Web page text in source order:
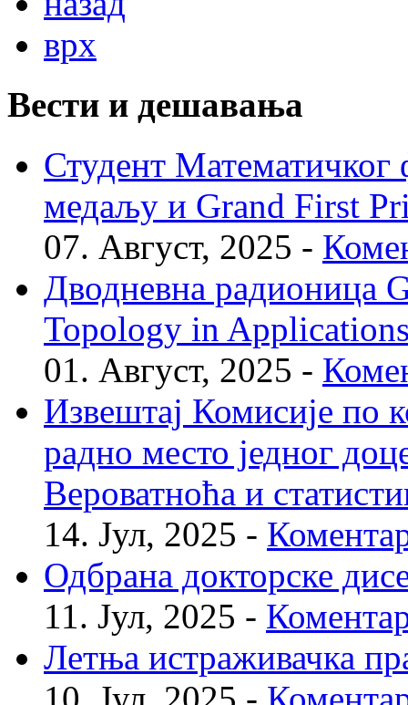
врх
Вести и дешавања
Студент Математичког
медаљу и Grand First
07. Август, 2025 -
Дводневна радионица
Topology in
01. Август, 2025 -
Извештај Комисије по
радно место једног
Вероватноћа и
14. Јул, 2025 -
Одбрана докторске
11. Јул, 2025 -
Летња истраживачка